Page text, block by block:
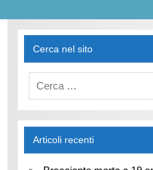
Cerca nel sito
Articoli recenti